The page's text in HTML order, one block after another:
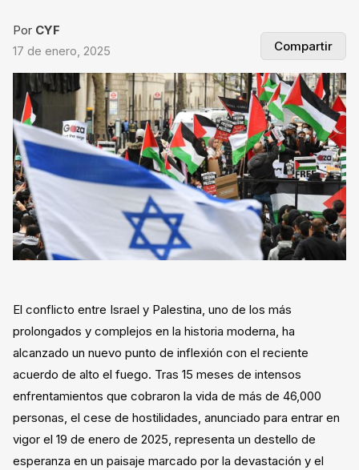
Por CYF
17 de enero, 2025
Compartir
El conflicto entre Israel y Palestina, uno de los más
prolongados y complejos en la historia moderna, ha
alcanzado un nuevo punto de inflexión con el reciente
acuerdo de alto el fuego. Tras 15 meses de intensos
enfrentamientos que cobraron la vida de más de 46,000
personas, el cese de hostilidades, anunciado para entrar en
vigor el 19 de enero de 2025, representa un destello de
esperanza en un paisaje marcado por la devastación y el